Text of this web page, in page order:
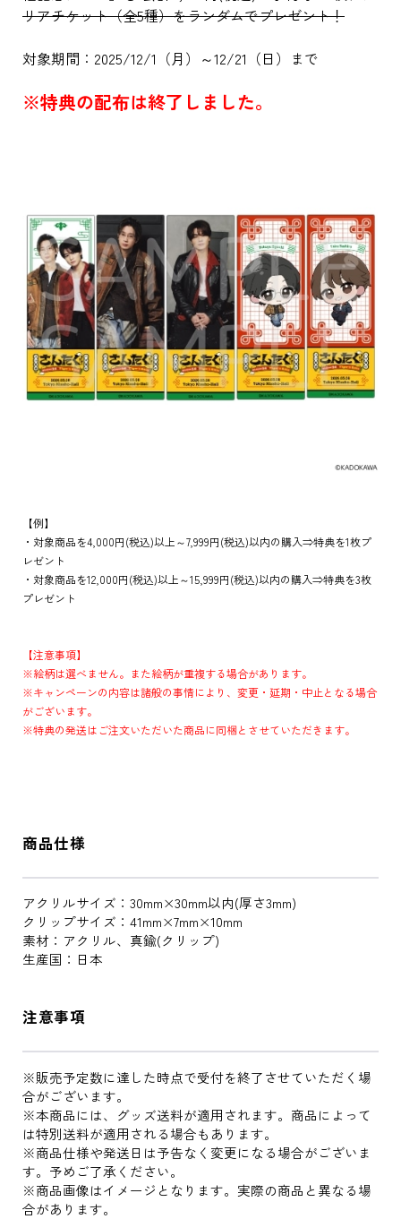
リアチケット（全5種）をランダムでプレゼント！
対象期間：2025/12/1（月）～12/21（日）まで
※特典の配布は終了しました。
【例】
・対象商品を4,000円(税込)以上～7,999円(税込)以内の購入⇒特典を1枚プ
レゼント
・対象商品を12,000円(税込)以上～15,999円(税込)以内の購入⇒特典を3枚
プレゼント
【注意事項】
※絵柄は選べません。また絵柄が重複する場合があります。
※キャンペーンの内容は諸般の事情により、変更・延期・中止となる場合
がございます。
※特典の発送はご注文いただいた商品に同梱とさせていただきます。
商品仕様
アクリルサイズ：30mm×30mm以内(厚さ3mm)
クリップサイズ：41mm×7mm×10mm
素材：アクリル、真鍮(クリップ)
生産国：日本
注意事項
※販売予定数に達した時点で受付を終了させていただく場
合がございます。
※本商品には、グッズ送料が適用されます。商品によって
は特別送料が適用される場合もあります。
※商品仕様や発送日は予告なく変更になる場合がございま
す。予めご了承ください。
※商品画像はイメージとなります。実際の商品と異なる場
合があります。